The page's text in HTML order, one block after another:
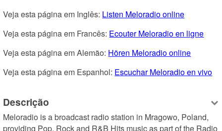
Veja esta página em Inglês: Listen Meloradio online
Veja esta página em Francês: Ecouter Meloradio en ligne
Veja esta página em Alemão: Hören Meloradio online
Veja esta página em Espanhol: Escuchar Meloradio en vivo
Descrição
Meloradio is a broadcast radio station in Mragowo, Poland,
providing Pop, Rock and R&B Hits music as part of the Radio